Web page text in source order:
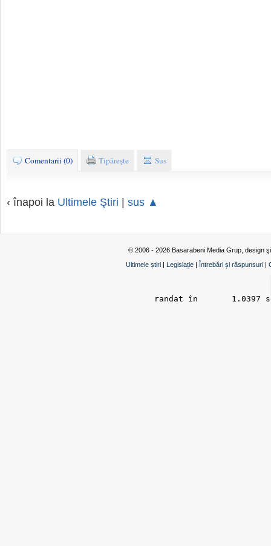
Comentarii (0) Tipăreşte Sus
‹ înapoi la Ultimele Ştiri | sus ▲
© 2006 - 2026 Basarabeni Media Grup, design
Ultimele știri | Legislație | Întrebări și răspunsuri |
randat în